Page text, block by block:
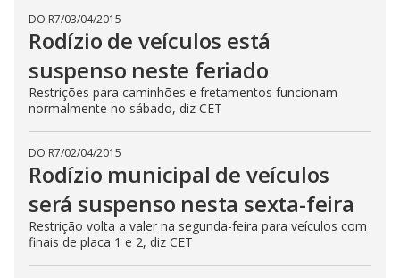
DO R7/03/04/2015
Rodízio de veículos está
suspenso neste feriado
Restrições para caminhões e fretamentos funcionam
normalmente no sábado, diz CET
DO R7/02/04/2015
Rodízio municipal de veículos
será suspenso nesta sexta-feira
Restrição volta a valer na segunda-feira para veículos com
finais de placa 1 e 2, diz CET